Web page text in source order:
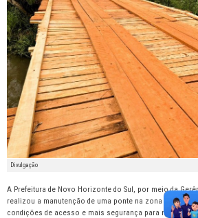
Divulgação
A Prefeitura de Novo Horizonte do Sul, por meio da
realizou a manutenção de uma ponte na zona rural do
condições de acesso e mais segurança para